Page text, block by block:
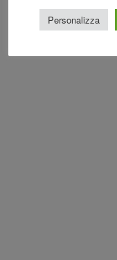
Personalizza